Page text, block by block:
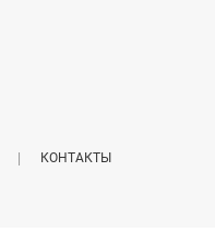
КОНТАКТЫ